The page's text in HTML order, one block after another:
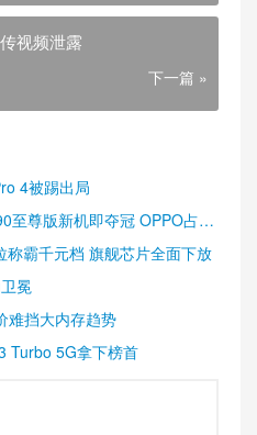
视频泄露
下一篇 »
4被踢出局
至尊版新机即夺冠 OPPO占据
霸千元档 旗舰芯片全面下放
冕
难挡大内存趋势
Turbo 5G拿下榜首